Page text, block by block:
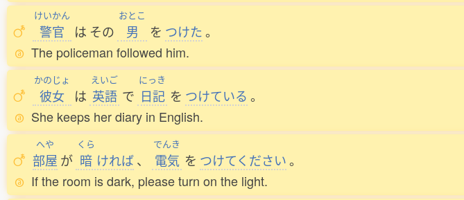
けいかん
警官 は その
おとこ
男 を つけた。
The policeman followed him.
かのじょ
彼女 は
えいご
英語 で
にっき
日記 を つけている 。
She keeps her diary in English.
へや
部屋 が
くら
暗 ければ、
でんき
電気 を つけてください。
If the room is dark, please turn on the light.